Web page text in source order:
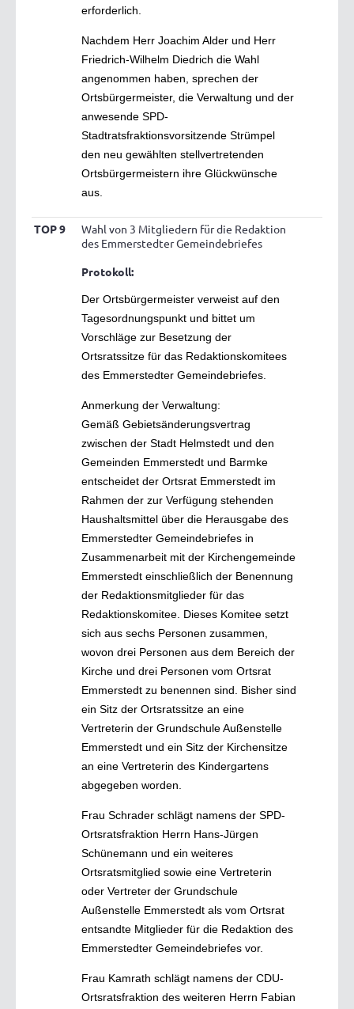
erforderlich.
Nachdem Herr Joachim Alder und Herr
Friedrich-Wilhelm Diedrich die Wahl
angenommen haben, sprechen der
Ortsbürgermeister, die Verwaltung und der
anwesende SPD-
Stadtratsfraktionsvorsitzende Strümpel
den neu gewählten stellvertretenden
Ortsbürgermeistern ihre Glückwünsche
aus.
TOP 9
Wahl von 3 Mitgliedern für die Redaktion
des Emmerstedter Gemeindebriefes
Protokoll:
Der Ortsbürgermeister verweist auf den
Tagesordnungspunkt und bittet um
Vorschläge zur Besetzung der
Ortsratssitze für das Redaktionskomitees
des Emmerstedter Gemeindebriefes.
Anmerkung der Verwaltung:
Gemäß Gebietsänderungsvertrag
zwischen der Stadt Helmstedt und den
Gemeinden Emmerstedt und Barmke
entscheidet der Ortsrat Emmerstedt im
Rahmen der zur Verfügung stehenden
Haushaltsmittel über die Herausgabe des
Emmerstedter Gemeindebriefes in
Zusammenarbeit mit der Kirchengemeinde
Emmerstedt einschließlich der Benennung
der Redaktionsmitglieder für das
Redaktionskomitee. Dieses Komitee setzt
sich aus sechs Personen zusammen,
wovon drei Personen aus dem Bereich der
Kirche und drei Personen vom Ortsrat
Emmerstedt zu benennen sind. Bisher sind
ein Sitz der Ortsratssitze an eine
Vertreterin der Grundschule Außenstelle
Emmerstedt und ein Sitz der Kirchensitze
an eine Vertreterin des Kindergartens
abgegeben worden.
Frau Schrader schlägt namens der SPD-
Ortsratsfraktion Herrn Hans-Jürgen
Schünemann und ein weiteres
Ortsratsmitglied sowie eine Vertreterin
oder Vertreter der Grundschule
Außenstelle Emmerstedt als vom Ortsrat
entsandte Mitglieder für die Redaktion des
Emmerstedter Gemeindebriefes vor.
Frau Kamrath schlägt namens der CDU-
Ortsratsfraktion des weiteren Herrn Fabian